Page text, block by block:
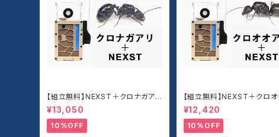
【組立無料】NEXST＋クロナガアリ
セット
¥13,050
10%OFF
【組立無料】NEXST＋クロオ
セット
¥12,420
10%OFF